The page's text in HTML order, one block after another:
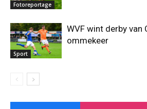
Fotoreportage
Sport
WVF wint derby van
ommekeer